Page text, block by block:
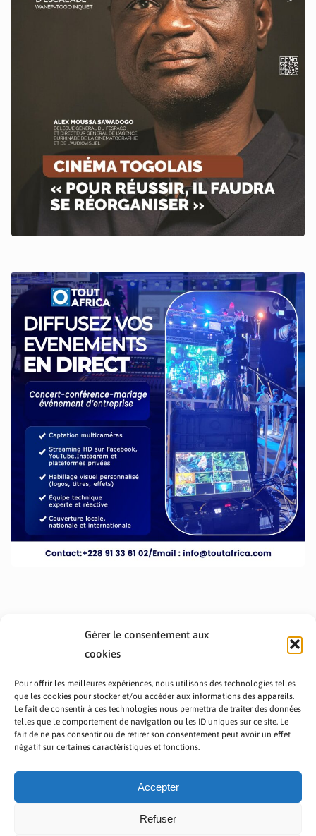
Gérer le consentement aux
cookies
Pour offrir les meilleures expériences, nous utilisons des technologies telles
que les cookies pour stocker et/ou accéder aux informations des appareils.
Le fait de consentir à ces technologies nous permettra de traiter des données
telles que le comportement de navigation ou les ID uniques sur ce site. Le
fait de ne pas consentir ou de retirer son consentement peut avoir un effet
négatif sur certaines caractéristiques et fonctions.
Accepter
Refuser
PRÉSENTATION TOUTAFRICA
A PROPOS